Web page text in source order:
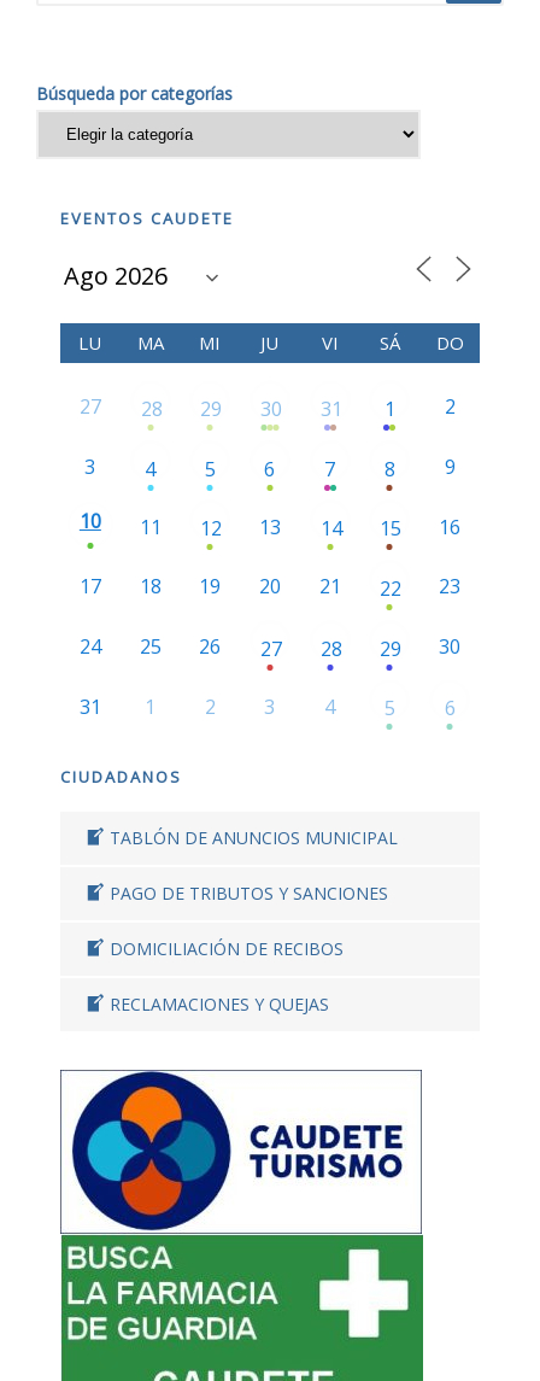
Búsqueda por categorías
EVENTOS CAUDETE
LU MA MI JU VI SÁ DO
27 28 29 30 31 1 2
3 4 5 6 7 8 9
10 11 12 13 14 15 16
17 18 19 20 21 22 23
24 25 26 27 28 29 30
31 1 2 3 4 5 6
CIUDADANOS
TABLÓN DE ANUNCIOS MUNICIPAL
PAGO DE TRIBUTOS Y SANCIONES
DOMICILIACIÓN DE RECIBOS
RECLAMACIONES Y QUEJAS